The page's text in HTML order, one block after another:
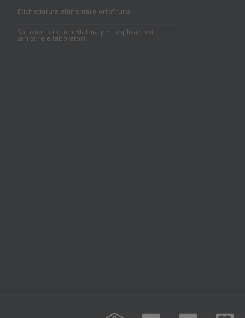
Etichettatura alimentare ortofrutta
Soluzioni di etichettatura per applicazioni
sanitarie e laboratori